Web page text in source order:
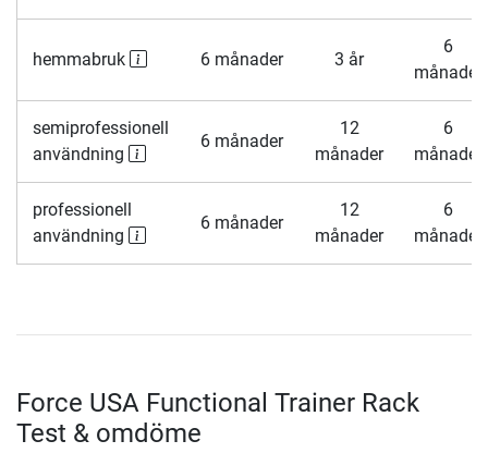
hemmabruk 6 månader 3 år
6
månader
semiprofessionell
användning
6 månader
12
månader
6
månader
professionell
användning
6 månader
12
månader
6
månader
Force USA Functional Trainer Rack
Test & omdöme